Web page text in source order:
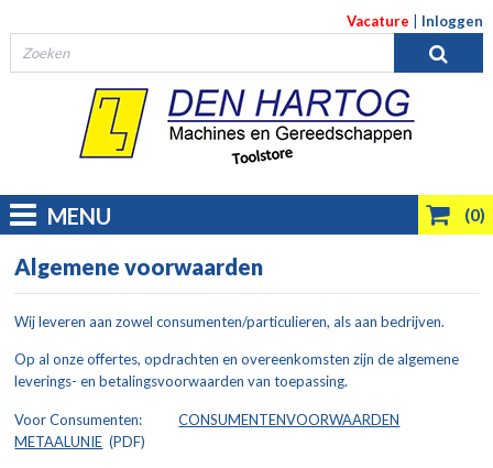
Vacature Inloggen
(0)
MENU
Algemene voorwaarden
Wij leveren aan zowel consumenten/particulieren, als aan bedrijven.
Op al onze offertes, opdrachten en overeenkomsten zijn de algemene
leverings- en betalingsvoorwaarden van toepassing.
Voor Consumenten:CONSUMENTENVOORWAARDEN
METAALUNIE (PDF)